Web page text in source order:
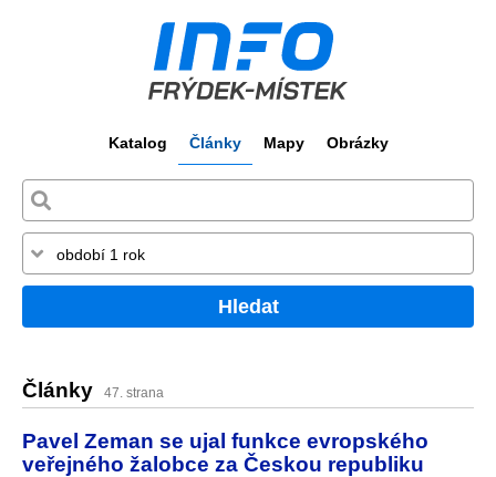
Katalog Články Mapy Obrázky
Hledat
Články 47. strana
Pavel Zeman se ujal funkce evropského
veřejného žalobce za Českou republiku